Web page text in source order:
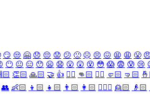
😏 😒 🤗 😞 😔 😟 😕 🙁 ☹️ 😣 😖 😫 😩 😤
😶 😐 😑 😯 😦 😧 😮 😲 😵 😳 😱 😨 😰 😢
👏🏻 🙏🏻 🤝 👍 👎🏻 👊🏻 ✊🏻 🤛🏻 🤜🏻
👥 👶🏻 👦🏻 👧🏻 👨🏻 👩🏻 👱🏻‍♀️ 👱🏻 👴🏻